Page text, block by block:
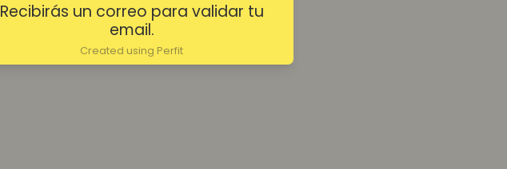
Recibirás un correo para validar tu
email.
Created using Perfit